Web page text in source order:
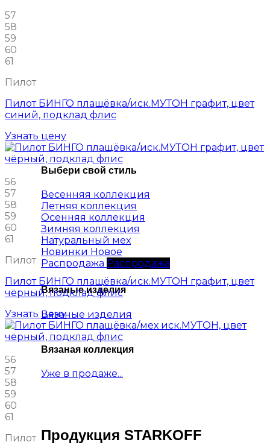
Выбери свой стиль
Весенняя коллекция
Летняя коллекция
Осенняя коллекция
Зимняя коллекция
Натуральный мех
Новинки
Распродажа
Вязаные изделия
Вязаные изделия
Вязаная коллекция
Уже в продаже...
Продукция STARKOFF
57
58
59
60
61
Пилот
Пилот БИНГО плащёвка/иск.МУТОН графит, цвет
синий, подклад флис
Узнать цену
56
57
58
59
60
61
Пилот
Пилот БИНГО плащёвка/иск.МУТОН графит, цвет
чёрный, подклад флис
Узнать цену
56
57
58
59
60
61
Пилот